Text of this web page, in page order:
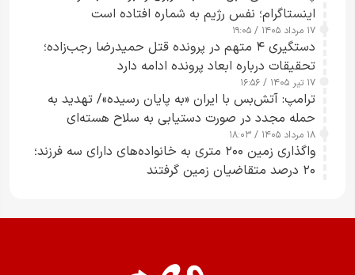
اینستاگرام؛ نفس رژیم به شماره افتاده است​
۱۷ مرداد ۱۴۰۵ / ۱۹:۰۵
دستگیری ۴ متهم در پرونده قتل حمیدرضا رجب‌زاده؛
تحقیقات درباره ابعاد پرونده ادامه دارد
۱۷ تیر ۱۴۰۵ / ۱۶:۵۶
ترامپ: آتش‌بس با ایران «به پایان رسیده»/ تهدید به
حمله مجدد در صورت دستیابی به سلاح هسته‌ای
۱۸ مرداد ۱۴۰۵ / ۱۸:۰۳
واگذاری زمین ۲۰۰ متری به خانواده‌های دارای سه فرزند؛
۲۰ درصد متقاضیان زمین گرفتند